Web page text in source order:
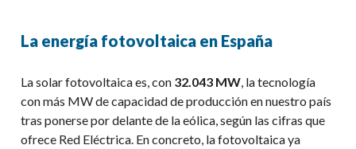
La energía fotovoltaica en España
La solar fotovoltaica es, con 32.043 MW, la tecnología
con más MW de capacidad de producción en nuestro país
tras ponerse por delante de la eólica, según las cifras que
ofrece Red Eléctrica. En concreto, la fotovoltaica ya